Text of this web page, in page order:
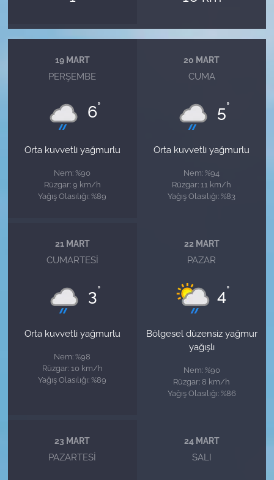
19 MART
PERŞEMBE
6°
Orta kuvvetli yağmurlu
Nem: %90
Rüzgar: 9 km/h
Yağış Olasılığı: %89
20 MART
CUMA
5°
Orta kuvvetli yağmurlu
Nem: %94
Rüzgar: 11 km/h
Yağış Olasılığı: %83
21 MART
CUMARTESI
3°
Orta kuvvetli yağmurlu
Nem: %98
Rüzgar: 10 km/h
Yağış Olasılığı: %89
22 MART
PAZAR
4°
Bölgesel düzensiz yağmur
yağışlı
Nem: %90
Rüzgar: 8 km/h
Yağış Olasılığı: %86
23 MART
PAZARTESI
24 MART
SALI